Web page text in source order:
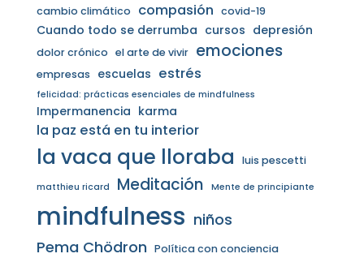
cambio climático compasión covid-19
Cuando todo se derrumba cursos depresión
dolor crónico el arte de vivir emociones
empresas escuelas estrés
felicidad: prácticas esenciales de mindfulness
Impermanencia karma
la paz está en tu interior
la vaca que lloraba luis pescetti
matthieu ricard Meditación Mente de principiante
mindfulness niños
Pema Chödron Política con conciencia